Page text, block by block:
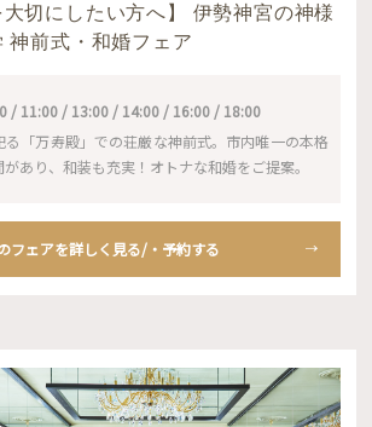
大切にしたい方へ】 伊勢神宮の神様
神前式・和婚フェア
/ 11:00 / 13:00 / 14:00 / 16:00 / 18:00
「万寿殿」での荘厳な神前式。市内唯一の本格
あり、和装も充実！オトナな和婚をご提案。
フェアを詳しく見る/・予約する